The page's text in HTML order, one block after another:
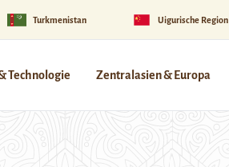
Turkmenistan Uigurische Region
Technologie Zentralasien & Europa